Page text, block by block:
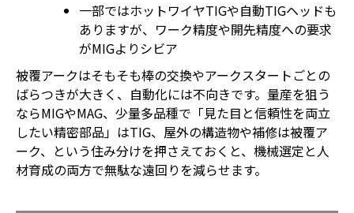
一部ではホットワイヤTIGや自動TIGヘッドも
ありますが、ワーク精度や開先精度への要求
がMIGよりシビア
被覆アークはそもそも棒の交換やアークスタートごとの
ばらつきが大きく、自動化には不向きです。量産を狙う
ならMIGやMAG、少量多品種で「見た目と信頼性を両立
したい精密部品」はTIG、屋外の構造物や補修は被覆ア
ーク、という住み分けを押さえておくと、機械選定と人
材育成の両方で無駄な遠回りを減らせます。